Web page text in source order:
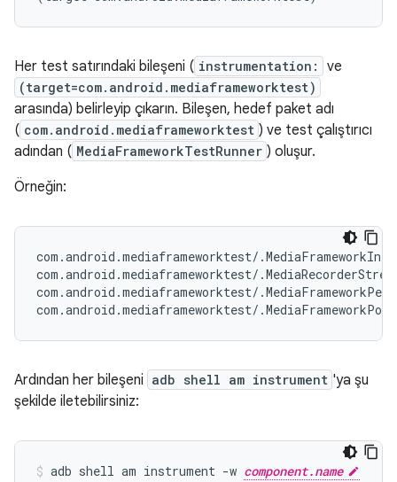
Her test satırındaki bileşeni ( instrumentation: ve
(target=com.android.mediaframeworktest)
arasında) belirleyip çıkarın. Bileşen, hedef paket adı
( com.android.mediaframeworktest ) ve test çalıştırıcı
adından ( MediaFrameworkTestRunner ) oluşur.
Örneğin:
com.android.mediaframeworktest/
com.android.mediaframeworktest/
com.android.mediaframeworktest/
Ardından her bileşeni adb shell am instrument 'ya şu
şekilde iletebilirsiniz:
adb shell am instrument -w component.name